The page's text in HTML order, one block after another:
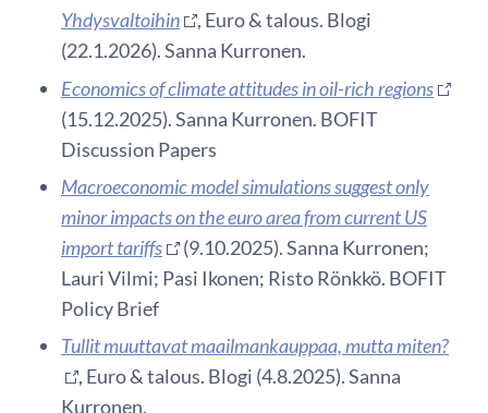
Yhdysvaltoihin
, Euro & talous. Blogi
(22.1.2026). Sanna Kurronen.
Economics of climate attitudes in oil-rich regions
(15.12.2025). Sanna Kurronen. BOFIT
Discussion Papers
Macroeconomic model simulations suggest only
minor impacts on the euro area from current US
import tariffs
(9.10.2025). Sanna Kurronen;
Lauri Vilmi; Pasi Ikonen; Risto Rönkkö. BOFIT
Policy Brief
Tullit muuttavat maailmankauppaa, mutta miten?
, Euro & talous. Blogi (4.8.2025). Sanna
Kurronen.